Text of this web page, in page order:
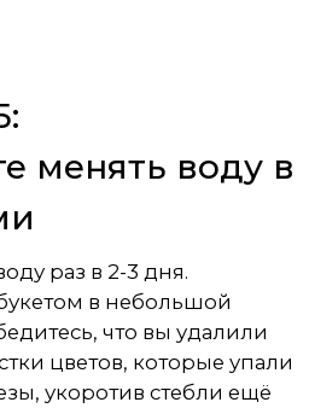
менять воду в
раз в 2-3 дня.
в небольшой
что вы удалили
цветов, которые упали
укоротив стебли ещё